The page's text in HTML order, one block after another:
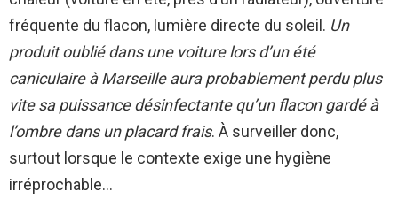
fréquente du flacon, lumière directe du soleil. Un
produit oublié dans une voiture lors d’un été
caniculaire à Marseille aura probablement perdu plus
vite sa puissance désinfectante qu’un flacon gardé à
l’ombre dans un placard frais. À surveiller donc,
surtout lorsque le contexte exige une hygiène
irréprochable…